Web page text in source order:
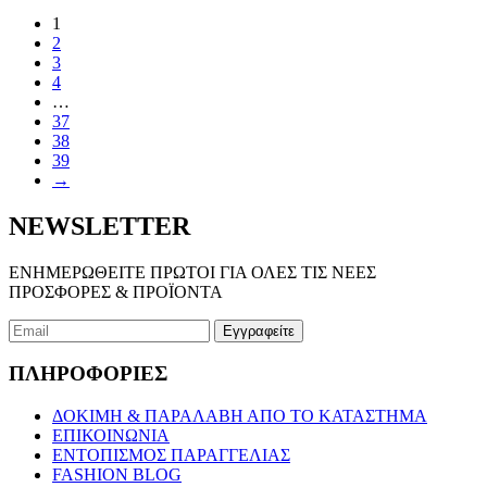
1
2
3
4
…
37
38
39
→
NEWSLETTER
ΕΝΗΜΕΡΩΘΕΙΤΕ ΠΡΩΤΟΙ ΓΙΑ ΟΛΕΣ ΤΙΣ ΝΕΕΣ
ΠΡΟΣΦΟΡΕΣ & ΠΡΟΪΟΝΤΑ
ΠΛΗΡΟΦΟΡΙΕΣ
ΔΟΚΙΜΗ & ΠΑΡΑΛΑΒΗ ΑΠΟ ΤΟ ΚΑΤΑΣΤΗΜΑ
ΕΠΙΚΟΙΝΩΝΙΑ
ΕΝΤΟΠΙΣΜΟΣ ΠΑΡΑΓΓΕΛΙΑΣ
FASHION BLOG